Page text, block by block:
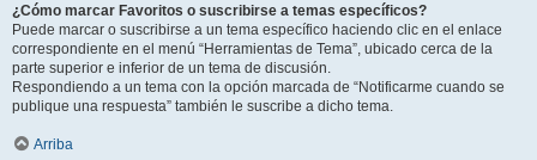
¿Cómo marcar Favoritos o suscribirse a temas específicos?
Puede marcar o suscribirse a un tema específico haciendo clic en el enlace
correspondiente en el menú “Herramientas de Tema”, ubicado cerca de la
parte superior e inferior de un tema de discusión.
Respondiendo a un tema con la opción marcada de “Notificarme cuando se
publique una respuesta” también le suscribe a dicho tema.
Arriba